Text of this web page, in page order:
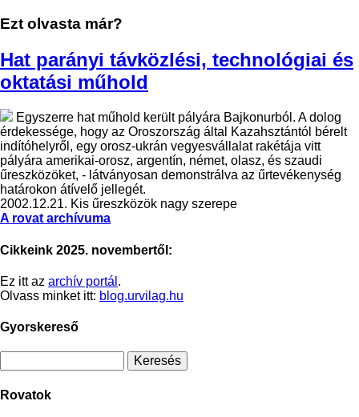
Ezt olvasta már?
Hat parányi távközlési, technológiai és
oktatási műhold
Egyszerre hat műhold került pályára Bajkonurból. A dolog
érdekessége, hogy az Oroszország által Kazahsztántól bérelt
indítóhelyről, egy orosz-ukrán vegyesvállalat rakétája vitt
pályára amerikai-orosz, argentín, német, olasz, és szaudi
űreszközöket, - látványosan demonstrálva az űrtevékenység
határokon átívelő jellegét.
2002.12.21. Kis űreszközök nagy szerepe
A rovat archívuma
Cikkeink 2025. novembertől:
Ez itt az archív portál .
Olvass minket itt: blog.urvilag.hu
Gyorskereső
Rovatok